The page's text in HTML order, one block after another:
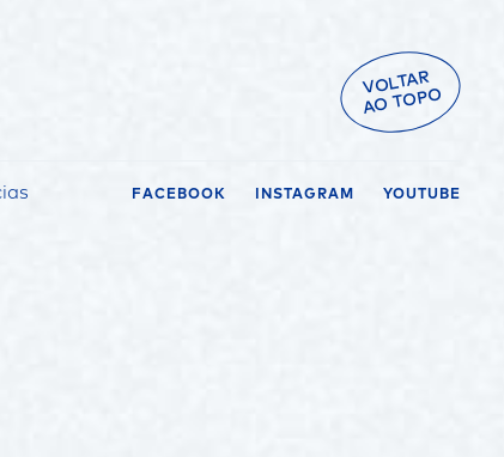
VOLTAR
AO TOPO
FACEBOOK INSTAGRAM YOUTUBE